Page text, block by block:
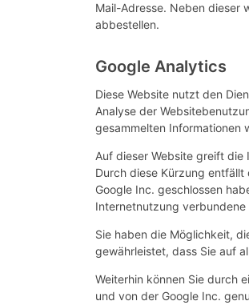
Mail-Adresse. Neben dieser
abbestellen.
Google Analytics
Diese Website nutzt den
Analyse der
gesammelten Informationen
Auf dieser Website greift die
Durch diese Kürzung
Google Inc. geschlossen
Internetnutzung verbundene
Sie haben die Möglichkeit,
gewährleistet, dass Sie auf
Weiterhin können Sie durch
und von der Google Inc.